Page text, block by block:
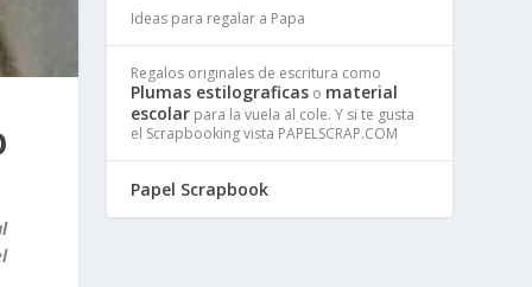
Ideas para regalar a Papa
Regalos originales de escritura como
Plumas estilograficas o material
escolar para la vuela al cole. Y si te gusta
el Scrapbooking vista PAPELSCRAP.COM
Papel Scrapbook